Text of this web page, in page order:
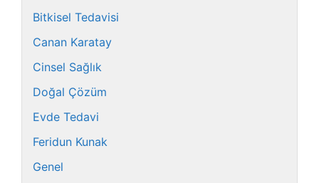
Bitkisel Tedavisi
Canan Karatay
Cinsel Sağlık
Doğal Çözüm
Evde Tedavi
Feridun Kunak
Genel